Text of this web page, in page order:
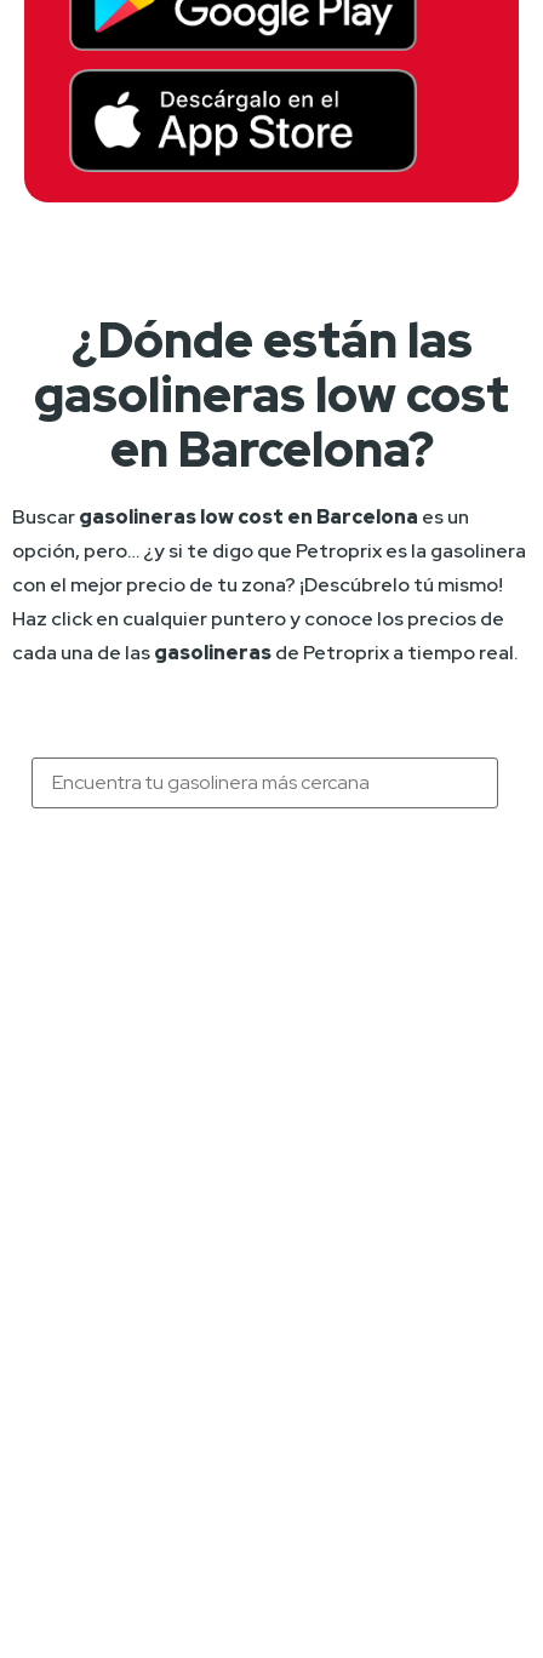
¿Dónde están las
gasolineras low cost
en Barcelona?
Buscar gasolineras low cost en Barcelona es un
opción, pero… ¿y si te digo que Petroprix es la gasolinera
con el mejor precio de tu zona? ¡Descúbrelo tú mismo!
Haz click en cualquier puntero y conoce los precios de
cada una de las gasolineras de Petroprix a tiempo real.